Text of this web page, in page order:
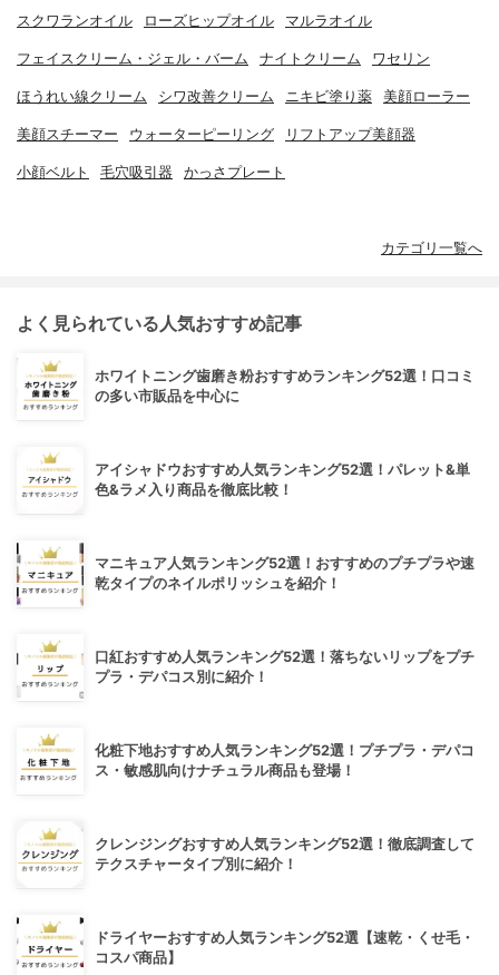
スクワランオイル ローズヒップオイル マルラオイル
フェイスクリーム・ジェル・バーム ナイトクリーム ワセリン
ほうれい線クリーム シワ改善クリーム ニキビ塗り薬 美顔ローラー
美顔スチーマー ウォーターピーリング リフトアップ美顔器
小顔ベルト 毛穴吸引器 かっさプレート
カテゴリ一覧へ
よく見られている人気おすすめ記事
ホワイトニング歯磨き粉おすすめランキング52選！口コミ
の多い市販品を中心に
アイシャドウおすすめ人気ランキング52選！パレット&単
色&ラメ入り商品を徹底比較！
マニキュア人気ランキング52選！おすすめのプチプラや速
乾タイプのネイルポリッシュを紹介！
口紅おすすめ人気ランキング52選！落ちないリップをプチ
プラ・デパコス別に紹介！
化粧下地おすすめ人気ランキング52選！プチプラ・デパコ
ス・敏感肌向けナチュラル商品も登場！
クレンジングおすすめ人気ランキング52選！徹底調査して
テクスチャータイプ別に紹介！
ドライヤーおすすめ人気ランキング52選【速乾・くせ毛・
コスパ商品】